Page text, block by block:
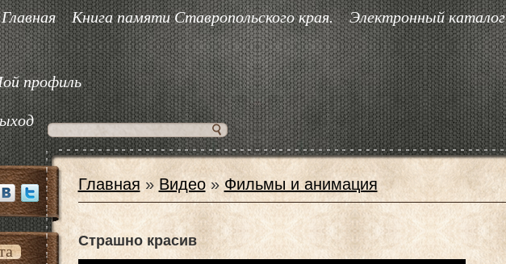
Главная Книга памяти Ставропольского края. Электронный каталог
профиль
Главная »Видео» Фильмы и анимация
Страшно красив